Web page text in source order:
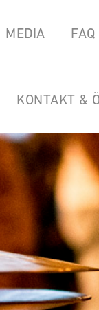
MEDIA FAQ
KONTAKT &